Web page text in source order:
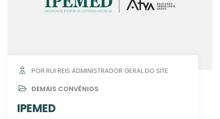
POR RUI REIS ADMINISTRADOR GERAL DO SITE
DEMAIS CONVÊNIOS
IPEMED